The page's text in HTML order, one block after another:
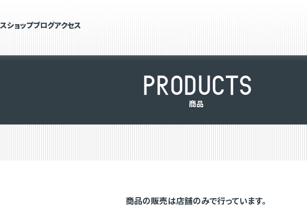
ショップブログアクセス
PRODUCTS
商品
商品の販売は店舗のみで行っています。